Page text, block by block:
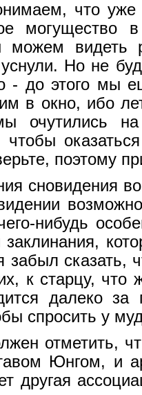
что
могущество
можем видеть
Но не
- до этого мы
в окно, ибо
очутились
чтобы
поэтому
сновидения
нибудь
забыл сказать,
к старцу, что
далеко
спросить у
отметить,
Юнгом, и
другая